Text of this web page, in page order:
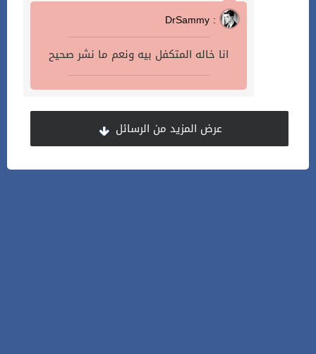
DrSammy :
انا خاله المتكفل بيه ونعم ما نشر صحيح
عرض المزيد من الرسائل